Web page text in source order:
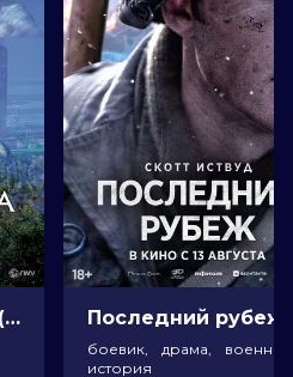
Шёпот сердца 4К (16+)
боевик, драма,
история